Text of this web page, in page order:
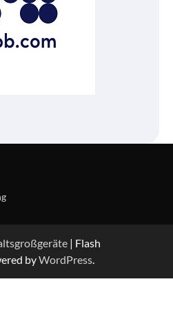
| Flash
byWordPress.